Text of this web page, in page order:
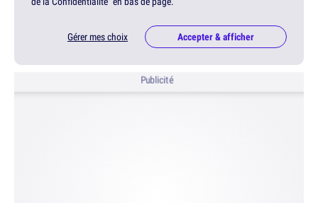
Gérer mes choix Accepter & afficher
Publicité